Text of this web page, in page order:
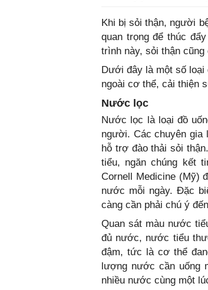
Khi bị sỏi thận, người
quan trọng để thúc
trình này, sỏi thận
Dưới đây là một số
ngoài cơ thể, cải thiện
Nước lọc
Nước lọc là loại đồ
người. Các chuyên gia
hỗ trợ đào thải sỏi
tiểu, ngăn chúng kết
Cornell Medicine (Mỹ)
nước mỗi ngày. Đặc
càng cần phải chú ý
Quan sát màu nước
đủ nước, nước tiểu
đậm, tức là cơ thể
lượng nước cần uống
nhiều nước cùng một